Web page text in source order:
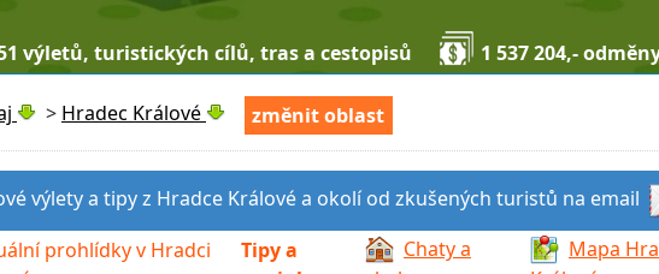
výletů, turistických cílů, tras a cestopisů 1 537 204,-
> Hradec Králové změnit oblast
výlety a tipy z Hradce Králové a okolí od zkušených turistů na email
prohlídky v Hradci
Tipy a
Chaty a
Mapa